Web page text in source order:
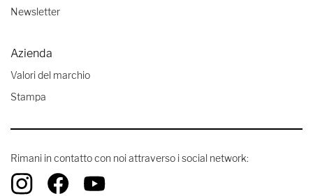
Newsletter
Azienda
Valori del marchio
Stampa
Rimani in contatto con noi attraverso i social network: